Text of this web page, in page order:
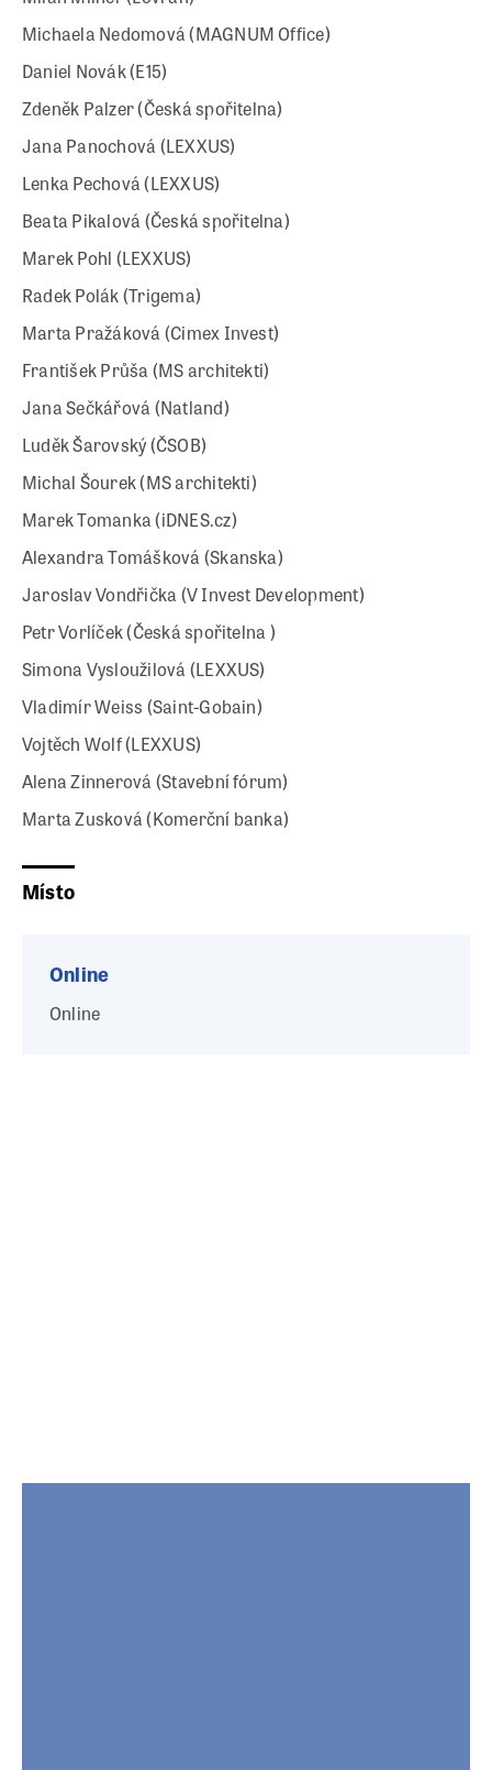
Michaela Nedomová (MAGNUM Office)
Daniel Novák (E15)
Zdeněk Palzer (Česká spořitelna)
Jana Panochová (LEXXUS)
Lenka Pechová (LEXXUS)
Beata Pikalová (Česká spořitelna)
Marek Pohl (LEXXUS)
Radek Polák (Trigema)
Marta Pražáková (Cimex Invest)
František Průša (MS architekti)
Jana Sečkářová (Natland)
Luděk Šarovský (ČSOB)
Michal Šourek (MS architekti)
Marek Tomanka (iDNES.cz)
Alexandra Tomášková (Skanska)
Jaroslav Vondřička (V Invest Development)
Petr Vorlíček (Česká spořitelna )
Simona Vysloužilová (LEXXUS)
Vladimír Weiss (Saint-Gobain)
Vojtěch Wolf (LEXXUS)
Alena Zinnerová (Stavební fórum)
Marta Zusková (Komerční banka)
Místo
Online
Online